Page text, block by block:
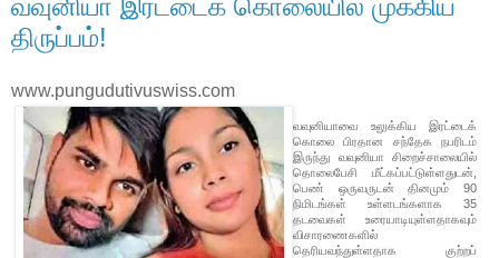
வவுனியா இரட்டைக் கொலையில் முக்கிய
திருப்பம்!
www.pungudutivuswiss.com
வவுனியாவை உலுக்கிய இரட்டைக்
கொலை பிரதான சந்தேக நபரிடம்
இருந்து வவுனியா சிறைச்சாலையில்
தொலைபேசி மீட்கப்பட்டுள்ளதுடன்,
பெண் ஒருவருடன் தினமும் 90
நிமிடங்கள் உள்ளடங்களாக 35
தடவைகள் உரையாடியுள்ளதாகவும்
விசாரணைகளில்
தெரியவந்துள்ளதாக குற்றப்